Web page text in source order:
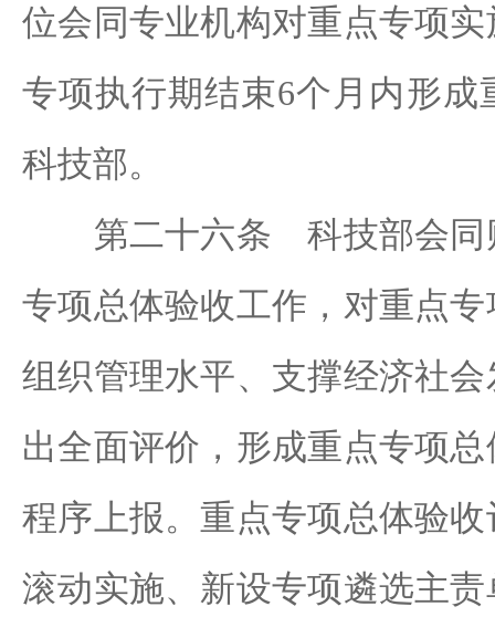
位会同专业机构对重点专项
专项执行期结束6个月内形成
科技部。
第二十六条 科技部会同
专项总体验收工作，对重点
组织管理水平、支撑经济社
出全面评价，形成重点专项
程序上报。重点专项总体验
滚动实施、新设专项遴选主